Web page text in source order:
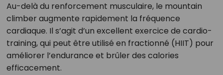
Au-delà du renforcement musculaire, le mountain
climber augmente rapidement la fréquence
cardiaque. Il s’agit d’un excellent exercice de cardio-
training, qui peut être utilisé en fractionné (HIIT) pour
améliorer l’endurance et brûler des calories
efficacement.